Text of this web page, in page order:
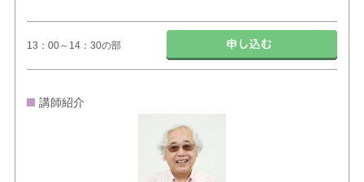
13：00～14：30の部
講師紹介